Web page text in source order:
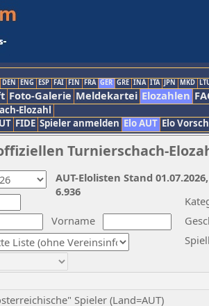
DEN ENG ESP FAI FIN FRA GER GRE INA ITA JPN MKD
Foto-Galerie Meldekartei Elozahlen
Elozahl
FIDE Spieler anmelden Elo AUT Elo
Turnierschach-
Vorname
Spieler (Land=AUT)
AUT-Elolisten Stand
6.936